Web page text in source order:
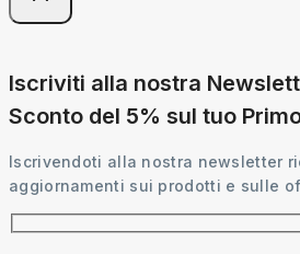
Iscriviti alla nostra
Sconto del 5% sul tuo
Iscrivendoti alla nostra newsletter
aggiornamenti sui prodotti e sulle